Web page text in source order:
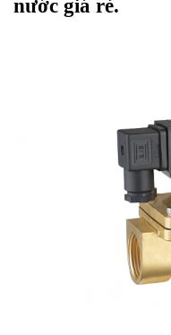
nước giá rẻ.